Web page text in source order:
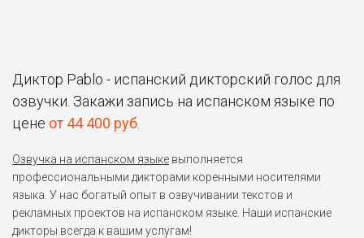
Диктор Pablo - испанский дикторский голос для
озвучки. Закажи запись на испанском языке по
цене от 44 400 руб
Озвучка на испанском языке выполняется
профессиональными дикторами коренными носителями
языка. У нас богатый опыт в озвучивании текстов и
рекламных проектов на испанском языке. Наши испанские
дикторы всегда к вашим услугам!